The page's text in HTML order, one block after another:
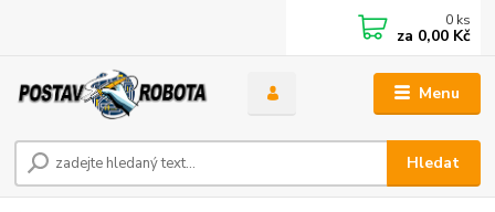
Menu
Hledat
0 ks
za 0,00 Kč